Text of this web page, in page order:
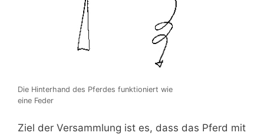
Die Hinterhand des Pferdes funktioniert wie
eine Feder
Ziel der Versammlung ist es, dass das Pferd mit